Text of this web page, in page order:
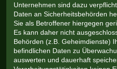
Unternehmen sind dazu
Daten an Sicherheitsbehörden
Sie als Betroffener hiergegen
Es kann daher nicht
Behörden (z.B. Geheimdienste)
befindlichen Daten zu
auswerten und dauerhaft